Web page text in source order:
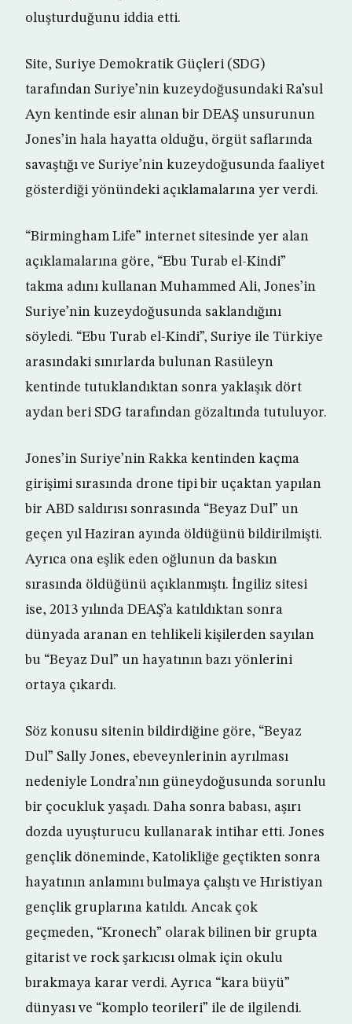
oluşturduğunu iddia etti.
Site, Suriye Demokratik Güçleri (SDG)
tarafından Suriye’nin kuzeydoğusundaki Ra’sul
Ayn kentinde esir alınan bir DEAŞ unsurunun
Jones’in hala hayatta olduğu, örgüt saflarında
savaştığı ve Suriye’nin kuzeydoğusunda faaliyet
gösterdiği yönündeki açıklamalarına yer verdi.
“Birmingham Life” internet sitesinde yer alan
açıklamalarına göre, “Ebu Turab el-Kindi”
takma adını kullanan Muhammed Ali, Jones’in
Suriye’nin kuzeydoğusunda saklandığını
söyledi. “Ebu Turab el-Kindi”, Suriye ile Türkiye
arasındaki sınırlarda bulunan Rasüleyn
kentinde tutuklandıktan sonra yaklaşık dört
aydan beri SDG tarafından gözaltında tutuluyor.
Jones’in Suriye’nin Rakka kentinden kaçma
girişimi sırasında drone tipi bir uçaktan yapılan
bir ABD saldırısı sonrasında “Beyaz Dul” un
geçen yıl Haziran ayında öldüğünü bildirilmişti.
Ayrıca ona eşlik eden oğlunun da baskın
sırasında öldüğünü açıklanmıştı. İngiliz sitesi
ise, 2013 yılında DEAŞ’a katıldıktan sonra
dünyada aranan en tehlikeli kişilerden sayılan
bu “Beyaz Dul” un hayatının bazı yönlerini
ortaya çıkardı.
Söz konusu sitenin bildirdiğine göre, “Beyaz
Dul” Sally Jones, ebeveynlerinin ayrılması
nedeniyle Londra’nın güneydoğusunda sorunlu
bir çocukluk yaşadı. Daha sonra babası, aşırı
dozda uyuşturucu kullanarak intihar etti. Jones
gençlik döneminde, Katolikliğe geçtikten sonra
hayatının anlamını bulmaya çalıştı ve Hıristiyan
gençlik gruplarına katıldı. Ancak çok
geçmeden, “Kronech” olarak bilinen bir grupta
gitarist ve rock şarkıcısı olmak için okulu
bırakmaya karar verdi. Ayrıca “kara büyü”
dünyası ve “komplo teorileri” ile de ilgilendi.